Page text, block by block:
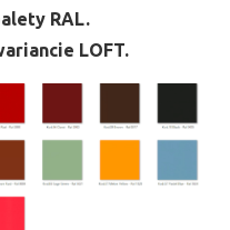
RAL.
LOFT.